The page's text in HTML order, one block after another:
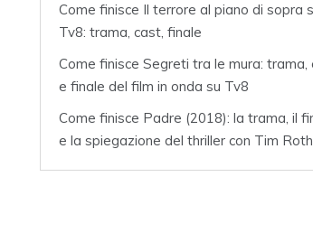
Come finisce Il terrore al piano di sopra
Tv8: trama, cast, finale
Come finisce Segreti tra le mura: trama,
e finale del film in onda su Tv8
Come finisce Padre (2018): la trama, il
e la spiegazione del thriller con Tim Roth